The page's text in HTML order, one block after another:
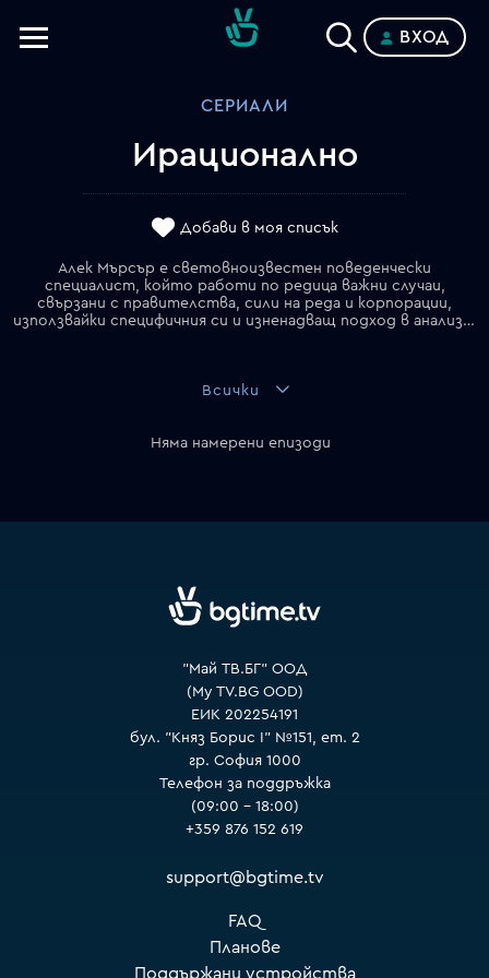
ВХОД
СЕРИАЛИ
Ирационално
Добави в моя списък
Алек Мърсър е световноизвестен поведенчески
специалист, който работи по редица важни случаи,
свързани с правителства, сили на реда и корпорации,
използвайки специфичния си и изненадващ подход в анализа на човешкото поведение.
Всички
Няма намерени епизоди
"Май ТВ.БГ" ООД
(My TV.BG OOD)
ЕИК 202254191
бул. "Княз Борис I" №151, ет. 2
гр. София 1000
Телефон за поддръжка
(09:00 – 18:00)
+359 876 152 619
support@bgtime.tv
FAQ
Планове
Поддържани устройства